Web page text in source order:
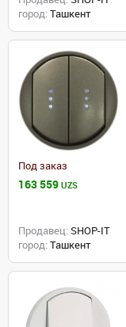
город: Ташкент
Под заказ
163 559 UZS
Продавец: SHOP-IT
город: Ташкент